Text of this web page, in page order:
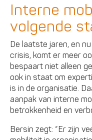
Interne
volgende
De laatste jaren, en
crisis, komt er meer
bespaart niet alleen
ook in staat om
is in de organisatie.
aanpak van interne
betrokkenheid en
Bersin zegt: “Er zijn